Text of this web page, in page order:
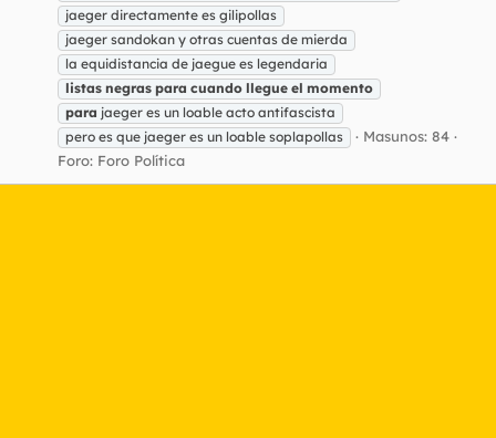
jaeger directamente es gilipollas
jaeger sandokan y otras cuentas de mierda
la equidistancia de jaegue es legendaria
listas negras para cuando llegue el momento
para jaeger es un loable acto antifascista
pero es que jaeger es un loable soplapollas
Masunos: 84
Foro: Foro Política